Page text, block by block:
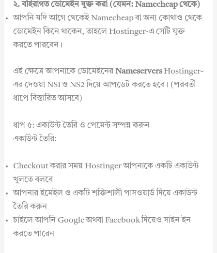
২. বহিরাগত ডোমেইন যুক্ত করা (যেমন: Namecheap থেকে)
আপনি যদি আগে থেকেই Namecheap বা অন্য কোথাও থেকে
ডোমেইন কিনে থাকেন, তাহলে Hostinger-এ সেটি যুক্ত
করতে পারবেন।
এই ক্ষেত্রে আপনাকে ডোমেইনের NameserversHostinger-
এর দেওয়া NS1 ও NS2 দিয়ে আপডেট করতে হবে। (পরবর্তী
ধাপে বিস্তারিত আসবে)
ধাপ ৫: একাউন্ট তৈরি ও পেমেন্ট সম্পন্ন করুন
একাউন্ট তৈরি:
Checkout করার সময় Hostinger আপনাকে একটি একাউন্ট
খুলতে বলবে
আপনার ইমেইল ও একটি শক্তিশালী পাসওয়ার্ড দিয়ে একাউন্ট
তৈরি করুন
চাইলে আপনি Google অথবা Facebook দিয়েও সাইন ইন
করতে পারেন